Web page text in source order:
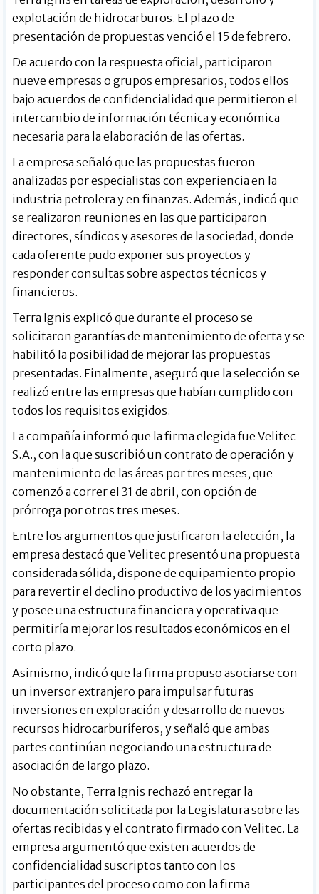
explotación de hidrocarburos. El plazo de
presentación de propuestas venció el 15 de febrero.
De acuerdo con la respuesta oficial, participaron
nueve empresas o grupos empresarios, todos ellos
bajo acuerdos de confidencialidad que permitieron el
intercambio de información técnica y económica
necesaria para la elaboración de las ofertas.
La empresa señaló que las propuestas fueron
analizadas por especialistas con experiencia en la
industria petrolera y en finanzas. Además, indicó que
se realizaron reuniones en las que participaron
directores, síndicos y asesores de la sociedad, donde
cada oferente pudo exponer sus proyectos y
responder consultas sobre aspectos técnicos y
financieros.
Terra Ignis explicó que durante el proceso se
solicitaron garantías de mantenimiento de oferta y se
habilitó la posibilidad de mejorar las propuestas
presentadas. Finalmente, aseguró que la selección se
realizó entre las empresas que habían cumplido con
todos los requisitos exigidos.
La compañía informó que la firma elegida fue Velitec
S.A., con la que suscribió un contrato de operación y
mantenimiento de las áreas por tres meses, que
comenzó a correr el 31 de abril, con opción de
prórroga por otros tres meses.
Entre los argumentos que justificaron la elección, la
empresa destacó que Velitec presentó una propuesta
considerada sólida, dispone de equipamiento propio
para revertir el declino productivo de los yacimientos
y posee una estructura financiera y operativa que
permitiría mejorar los resultados económicos en el
corto plazo.
Asimismo, indicó que la firma propuso asociarse con
un inversor extranjero para impulsar futuras
inversiones en exploración y desarrollo de nuevos
recursos hidrocarburíferos, y señaló que ambas
partes continúan negociando una estructura de
asociación de largo plazo.
No obstante, Terra Ignis rechazó entregar la
documentación solicitada por la Legislatura sobre las
ofertas recibidas y el contrato firmado con Velitec. La
empresa argumentó que existen acuerdos de
confidencialidad suscriptos tanto con los
participantes del proceso como con la firma